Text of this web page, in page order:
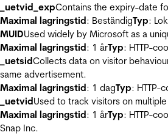
_uetvid_expContains the expiry-date
Maximal lagringstid: BeständigTyp:
MUIDUsed widely by Microsoft as a
Maximal lagringstid: 1 årTyp: HTTP-
_uetsidCollects data on visitor
same advertisement.
Maximal lagringstid: 1 dagTyp: HTTP-
_uetvidUsed to track visitors on
Maximal lagringstid: 1 årTyp: HTTP-
Snap Inc.